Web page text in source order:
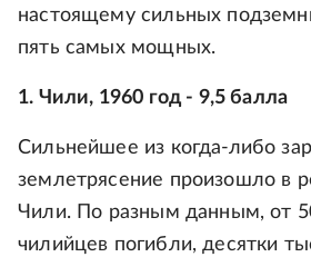
настоящему сильных
пять самых мощных.
1. Чили, 1960 год - 9,5 балла
Сильнейшее из когда-либо
землетрясение произошло в
Чили. По разным данным, от
чилийцев погибли, десятки